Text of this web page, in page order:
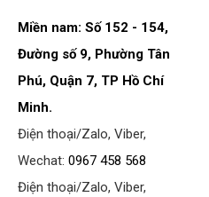
Miền nam: Số 152 - 154,
Đường số 9, Phường Tân
Phú, Quận 7, TP Hồ Chí
Minh.
Điện thoại/Zalo, Viber,
Wechat:0967 458 568
Điện thoại/Zalo, Viber,